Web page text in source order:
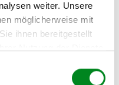
weiter. Unsere
möglicherweise mit
ihnen bereitgestellt